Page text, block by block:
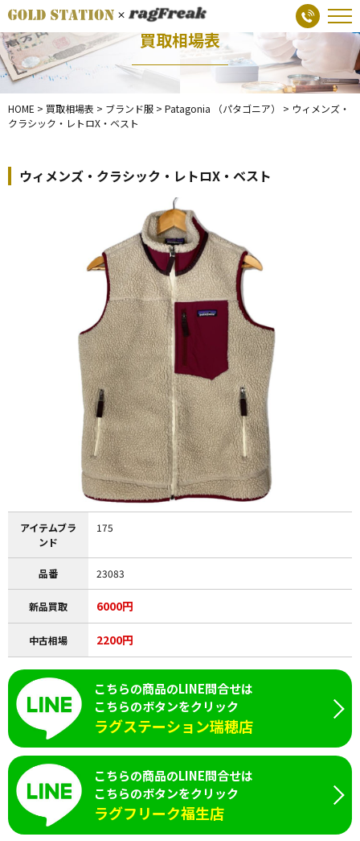
買取相場表
HOME > 買取相場表 > ブランド服 > Patagonia （パタゴニア） > ウィメンズ・
クラシック・レトロX・ベスト
ウィメンズ・クラシック・レトロX・ベスト
アイテムブラ
ンド
175
品番 23083
新品買取 6000円
中古相場 2200円
こちらの商品のLINE問合せは
こちらのボタンをクリック
ラグステーション瑞穂店
こちらの商品のLINE問合せは
こちらのボタンをクリック
ラグフリーク福生店